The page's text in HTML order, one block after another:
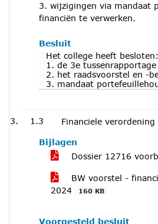
3. wijzigingen via mandaat
financiën te verwerken.
Besluit
Het college heeft besloten:
1. de 3e
2. het raadsvoorstel en -
3. mandaat
1.3 Financiele verordening
Bijlagen
Dossier 12716
BW voorstel -
2024
160 KB
Voorgesteld besluit